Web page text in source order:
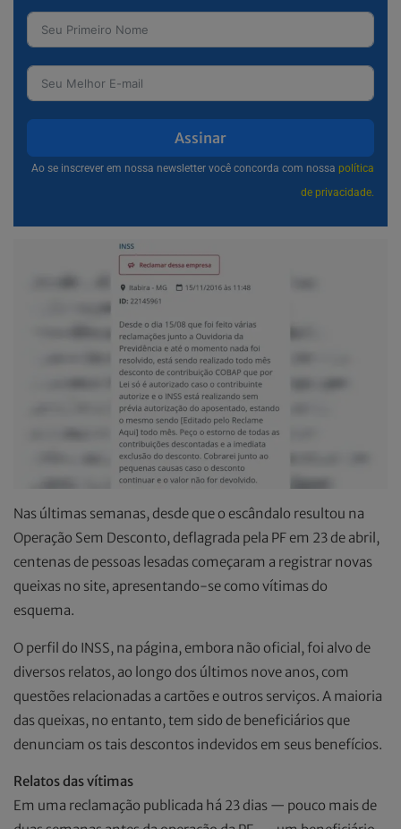
Assinar
Ao se inscrever em nossa newsletter você concorda com nossa política
de privacidade.
Nas últimas semanas, desde que o escândalo resultou na
Operação Sem Desconto, deflagrada pela PF em 23 de abril,
centenas de pessoas lesadas começaram a registrar novas
queixas no site, apresentando-se como vítimas do
esquema.
O perfil do INSS, na página, embora não oficial, foi alvo de
diversos relatos, ao longo dos últimos nove anos, com
questões relacionadas a cartões e outros serviços. A maioria
das queixas, no entanto, tem sido de beneficiários que
denunciam os tais descontos indevidos em seus benefícios.
Relatos das vítimas
Em uma reclamação publicada há 23 dias — pouco mais de